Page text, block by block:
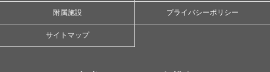
附属施設 プライバシーポリシー
サイトマップ